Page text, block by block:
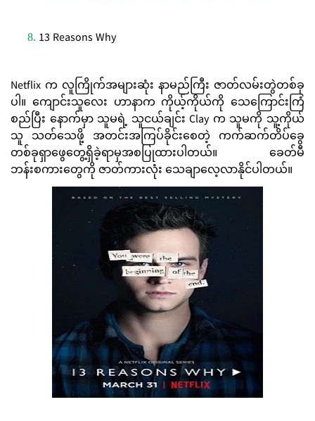
13 Reasons Why
Netflix က လူကြိုက်အများဆုံး နာမည်ကြီး ဇာတ်လမ်းတွဲတစ်ခု
ပါ။ ကျောင်းသူလေး ဟာနာက ကိုယ့်ကိုယ်ကို သေကြောင်းကြံ
စည်ပြီး နောက်မှာ သူမရဲ့ သူငယ်ချင်း Clay က သူမကို သူ့ကိုယ်
သူ သတ်သေဖို့ အတင်းအကြပ်ခိုင်းစေတဲ့ ကက်ဆက်တိပ်ခွေ
တစ်ခုရှာဖွေတွေ့ရှိခဲ့ရာမှအစပြုထားပါတယ်။ ခေတ်မီ
ဘန်းစကားတွေကို ဇာတ်ကားလုံး သေချာလေ့လာနိုင်ပါတယ်။